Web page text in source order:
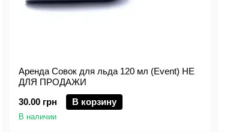
Аренда Совок для льда 120 мл (Event) НЕ
ДЛЯ ПРОДАЖИ
30.00 грн
В корзину
В наличии